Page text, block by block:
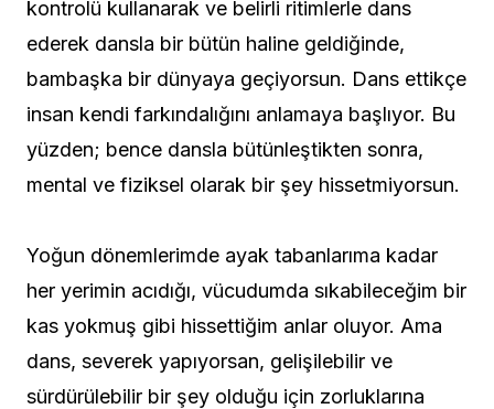
kontrolü kullanarak ve belirli ritimlerle dans
ederek dansla bir bütün haline geldiğinde,
bambaşka bir dünyaya geçiyorsun. Dans ettikçe
insan kendi farkındalığını anlamaya başlıyor. Bu
yüzden; bence dansla bütünleştikten sonra,
mental ve fiziksel olarak bir şey hissetmiyorsun.
Yoğun dönemlerimde ayak tabanlarıma kadar
her yerimin acıdığı, vücudumda sıkabileceğim bir
kas yokmuş gibi hissettiğim anlar oluyor. Ama
dans, severek yapıyorsan, gelişilebilir ve
sürdürülebilir bir şey olduğu için zorluklarına